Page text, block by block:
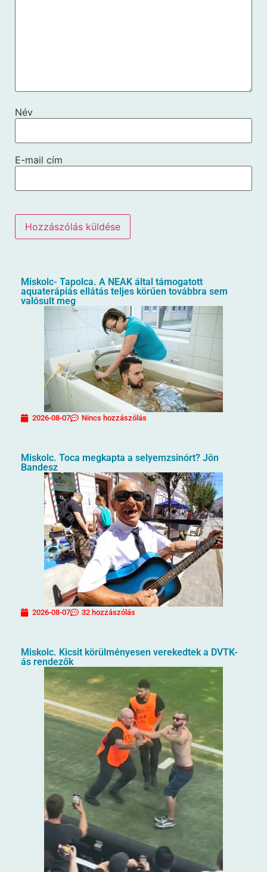
Név
E-mail cím
Miskolc- Tapolca. A NEAK által támogatott
aquaterápiás ellátás teljes körűen továbbra sem
valósult meg
2026-08-07 Nincs hozzászólás
Miskolc. Toca megkapta a selyemzsinórt? Jön
Bandesz
2026-08-07 32 hozzászólás
Miskolc. Kicsit körülményesen verekedtek a DVTK-
ás rendezők